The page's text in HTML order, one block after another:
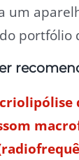
um
portfólio